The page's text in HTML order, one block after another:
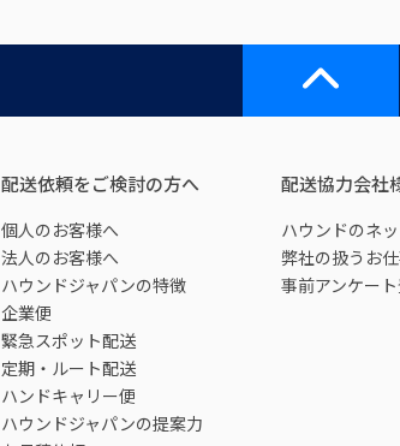
配送依頼をご検討の方へ
個人のお客様へ
法人のお客様へ
ハウンドジャパンの特徴
企業便
緊急スポット配送
定期・ルート配送
ハンドキャリー便
ハウンドジャパンの提案力
配送協力会社
ハウンドのネ
弊社の扱うお
事前アンケー